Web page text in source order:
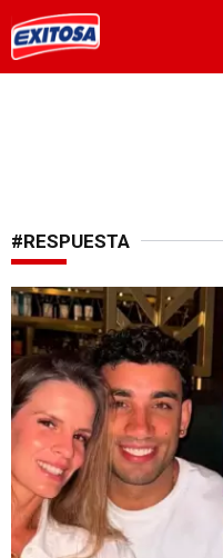
#RESPUESTA
Concisa respuesta